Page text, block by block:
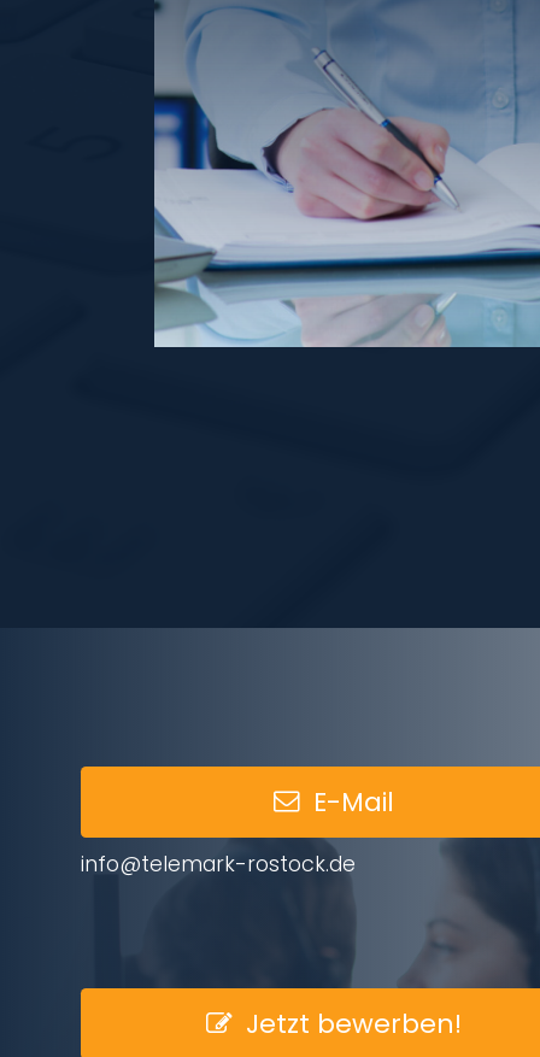
E-Mail
info@telemark-rostock.de
Jetzt bewerben!